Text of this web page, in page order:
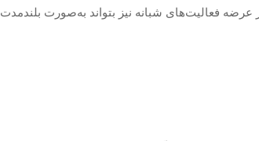
عرضه فعالیت‌های شبانه نیز بتواند به‌صورت بلندمدت